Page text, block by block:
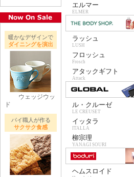
暖かなデザインで
ダイニングを演出
ウェッジウッ
ド
パイ職人が作る
サクサク食感
エルマー
ELMER
ラッシュ
LUSH
フロッシュ
Frosch
アタックギフト
Attack
ル・クルーゼ
LE CREUSET
イッタラ
ITALLA
柳宗理
YANAGI SOURI
ヘムスロイド